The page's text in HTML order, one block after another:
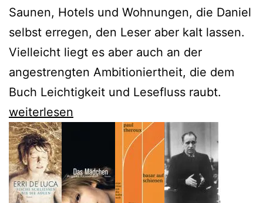
Saunen, Hotels und Wohnungen, die Daniel
selbst erregen, den Leser aber kalt lassen.
Vielleicht liegt es aber auch an der
angestrengten Ambitioniertheit, die dem
Buch Leichtigkeit und Lesefluss raubt.
Marko
Martin
langweilt
mit
seinen
weiterlesen